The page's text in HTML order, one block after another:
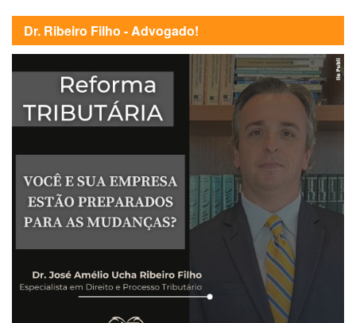
Dr. Ribeiro Filho - Advogado!